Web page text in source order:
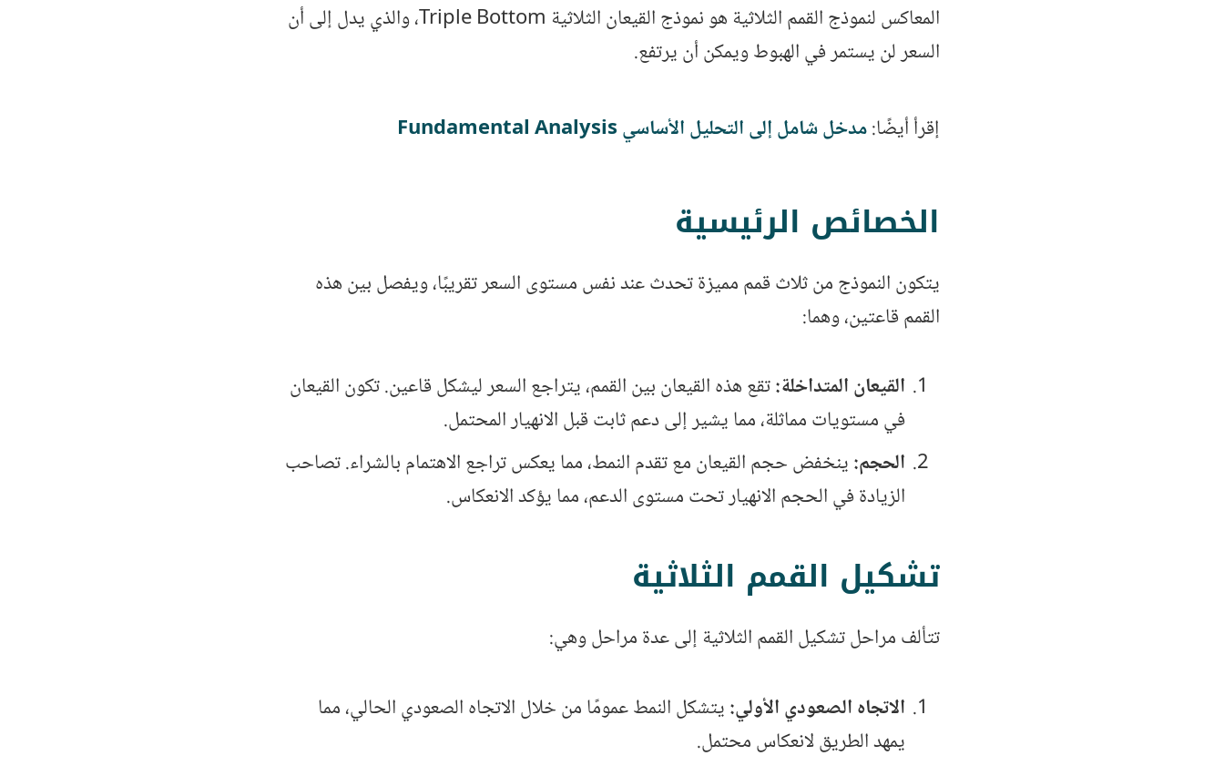
المعاكس لنموذج القمم الثلاثية هو نموذج القيعان الثلاثية Triple Bottom، والذي يدل إلى أن
السعر لن يستمر في الهبوط ويمكن أن يرتفع.
إقرأ أيضًا:مدخل شامل إلى التحليل الأساسي Fundamental Analysis
الخصائص الرئيسية
يتكون النموذج من ثلاث قمم مميزة تحدث عند نفس مستوى السعر تقريبًا، ويفصل بين هذه
القمم قاعتين، وهما:
القيعان المتداخلة:تقع هذه القيعان بين القمم، يتراجع السعر ليشكل قاعين. تكون القيعان
في مستويات مماثلة، مما يشير إلى دعم ثابت قبل الانهيار المحتمل.
الحجم:ينخفض ​​حجم القيعان مع تقدم النمط، مما يعكس تراجع الاهتمام بالشراء. تصاحب
الزيادة في الحجم الانهيار تحت مستوى الدعم، مما يؤكد الانعكاس.
تشكيل القمم الثلاثية
تتألف مراحل تشكيل القمم الثلاثية إلى عدة مراحل وهي:
الاتجاه الصعودي الأولي:يتشكل النمط عمومًا من خلال الاتجاه الصعودي الحالي، مما
يمهد الطريق لانعكاس محتمل.